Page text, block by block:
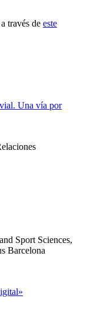
través de este
Una vía por
Sport Sciences,
Barcelona